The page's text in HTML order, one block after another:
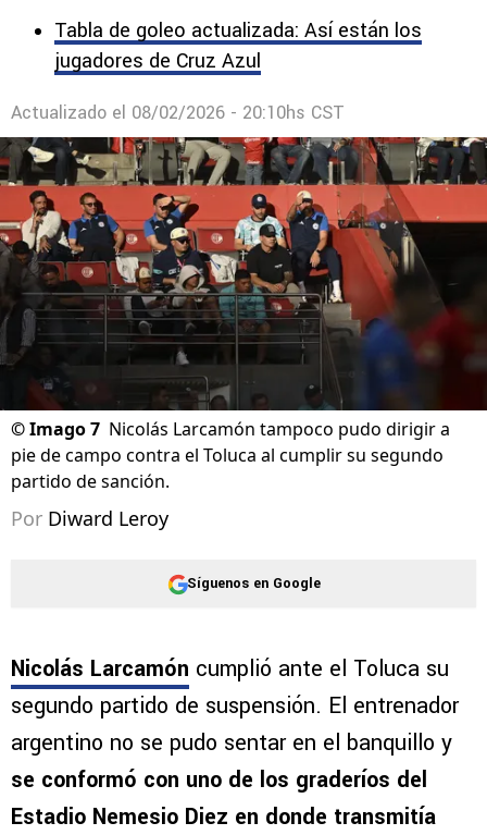
Tabla de goleo actualizada: Así están los
jugadores de Cruz Azul
Actualizado el 08/02/2026 - 20:10hs CST
©Imago 7 Nicolás Larcamón tampoco pudo dirigir a
pie de campo contra el Toluca al cumplir su segundo
partido de sanción.
Por Diward Leroy
Síguenos en Google
Nicolás Larcamón cumplió ante el Toluca su
segundo partido de suspensión. El entrenador
argentino no se pudo sentar en el banquillo y
se conformó con uno de los graderíos del
Estadio Nemesio Diez en donde transmitía